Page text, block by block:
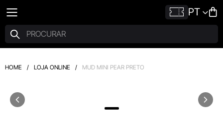
PT
HOME / LOJA ONLINE / MUD MINI PEAR PRETO